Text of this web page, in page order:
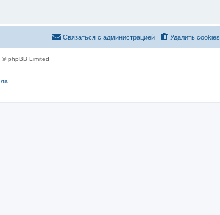
Удалить cookies
Связаться с администрацией
© phpBB Limited